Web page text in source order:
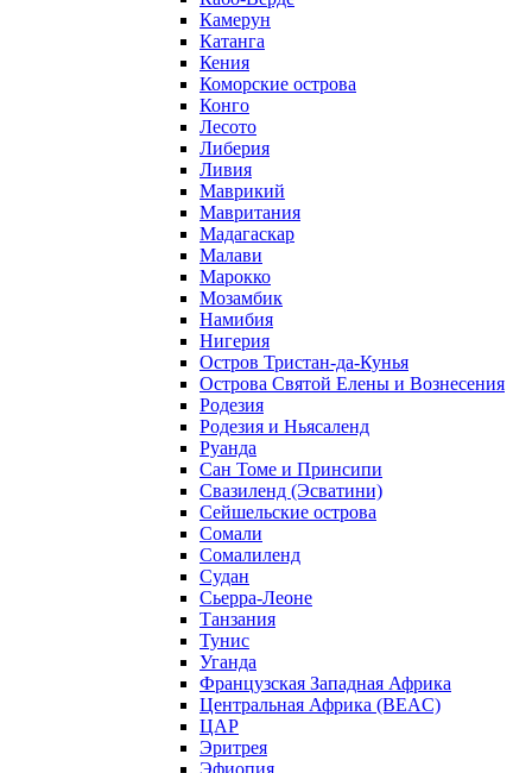
Камерун
Катанга
Кения
Коморские острова
Конго
Лесото
Либерия
Ливия
Маврикий
Мавритания
Мадагаскар
Малави
Марокко
Мозамбик
Намибия
Нигерия
Остров Тристан-да-Кунья
Острова Святой Елены и Вознесения
Родезия
Родезия и Ньясаленд
Руанда
Сан Томе и Принсипи
Свазиленд (Эсватини)
Сейшельские острова
Сомали
Сомалиленд
Судан
Сьерра-Леоне
Танзания
Тунис
Уганда
Французская Западная Африка
Центральная Африка (BEAC)
ЦАР
Эритрея
Эфиопия